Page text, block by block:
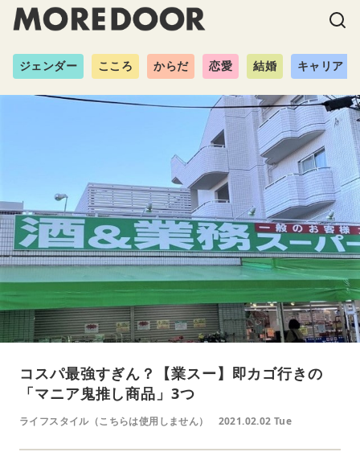
ジェンダー こころ からだ 恋愛 結婚 キャリア
コスパ最強すぎん？【業スー】即カゴ行きの
「マニア鬼推し商品」3つ
ライフスタイル（こちらは使用しません） 2021.02.02 Tue